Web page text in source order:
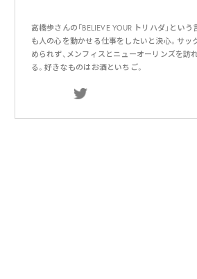
高橋歩さんの「BELIEVE YOUR トリハダ」とい
も人の心を動かせる仕事をしたいと決心。サッ
められず、メンフィスとニューオーリンズを訪
る。好きなものはお酒といちご。